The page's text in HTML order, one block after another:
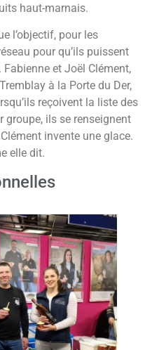
haut-marnais.
l’objectif, pour les
pour qu’ils puissent
et Joël Clément,
à la Porte du Der,
reçoivent la liste des
groupe, ils se renseignent
invente une glace.
elle dit.